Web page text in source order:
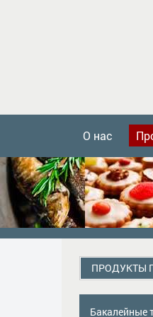
О нас
ПРОДУКТЫ
Бакалейные